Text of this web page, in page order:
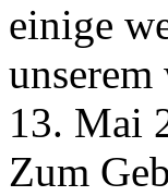
einige
13. Mai
Zum